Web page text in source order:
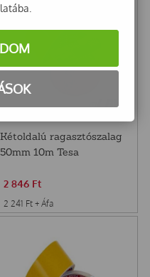
Kétoldalú ragasztószalag
50mm 10m Tesa
2 846 Ft
2 241 Ft + Áfa